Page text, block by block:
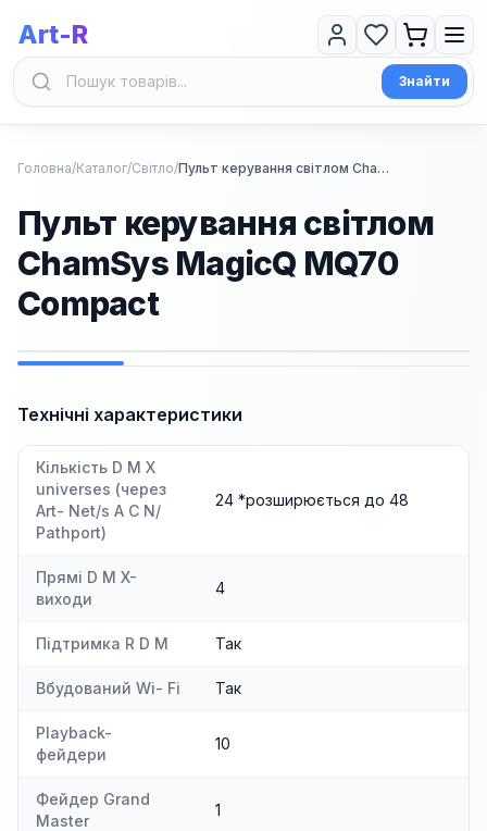
Art-R
Знайти
Головна/Каталог/Світло/ Пульт керування світлом ChamSys MagicQ MQ70 Compact
Пульт керування світлом
ChamSys MagicQ MQ70
Compact
Технічні характеристики
Кількість D M X
universes (через
Art- Net/s A C N/
Pathport)
24 *розширюється до 48
Прямі D M X-
виходи
4
Підтримка R D M Так
Вбудований Wi- Fi Так
Playback-
фейдери
10
Фейдер Grand
Master
1